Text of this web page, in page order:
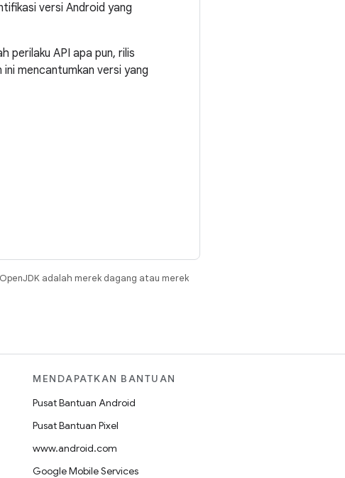
versi Android yang
perilaku API apa pun, rilis
mencantumkan versi yang
adalah merek dagang atau merek
MENDAPATKAN BANTUAN
Pusat Bantuan Android
Pusat Bantuan Pixel
www.android.com
Google Mobile Services